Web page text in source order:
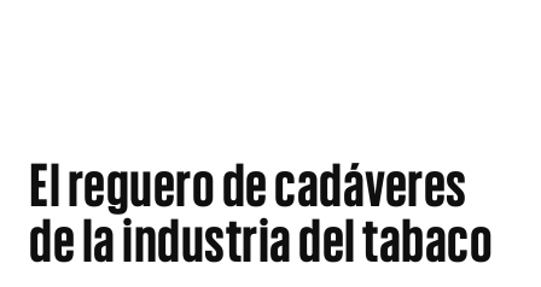
El reguero de cadáveres
de la industria del tabaco